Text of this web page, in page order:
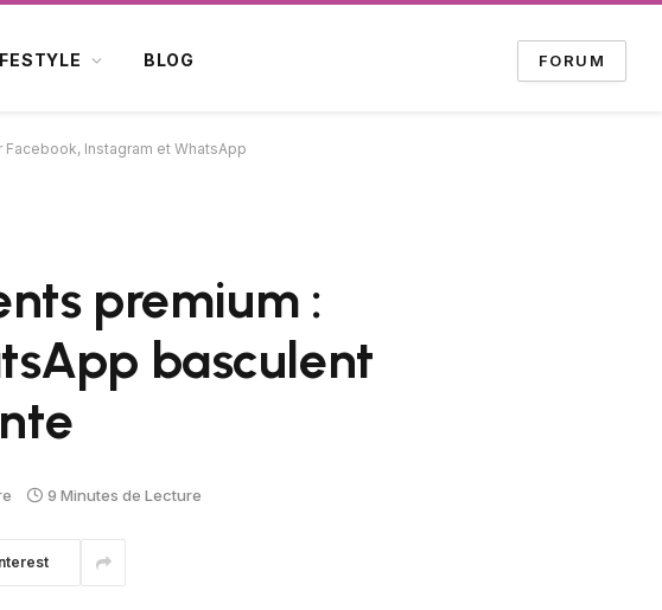
BLOG FORUM
Instagram et WhatsApp
premium :
basculent
9 Minutes de Lecture